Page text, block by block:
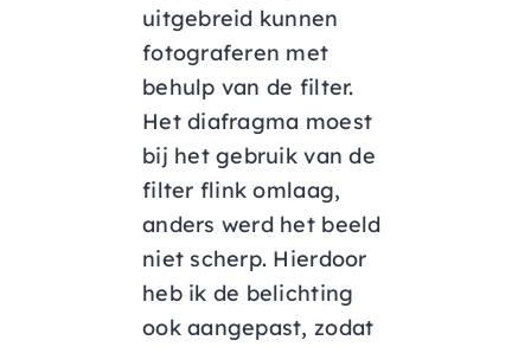
uitgebreid kunnen
fotograferen met
behulp van de filter.
Het diafragma moest
bij het gebruik van de
filter flink omlaag,
anders werd het beeld
niet scherp. Hierdoor
heb ik de belichting
ook aangepast, zodat